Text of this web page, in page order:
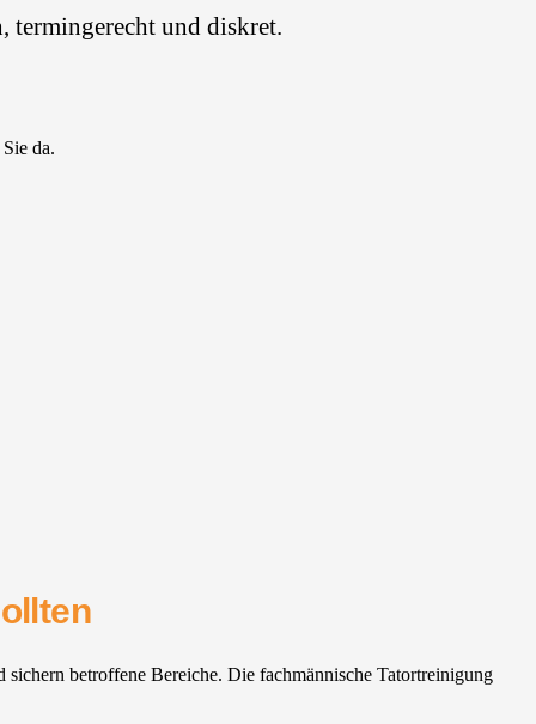
termingerecht und diskret.
da.
betroffene Bereiche. Die fachmännische Tatortreinigung